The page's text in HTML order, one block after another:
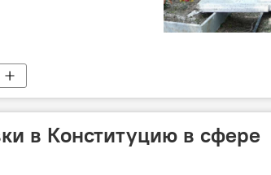
в Конституцию в сфере